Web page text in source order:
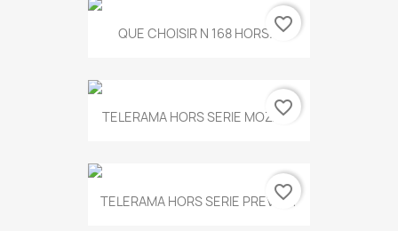
QUE CHOISIR N 168 HORS...favorite_border
TELERAMA HORS SERIE MOZART
favorite_border
TELERAMA HORS SERIE PREVERT
favorite_border